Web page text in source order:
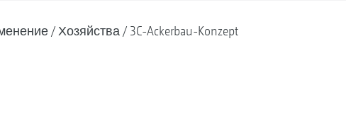
Хозяйства 3C-Ackerbau-Konzept